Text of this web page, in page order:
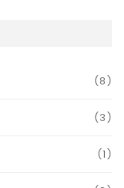
(8)
(3)
(1)